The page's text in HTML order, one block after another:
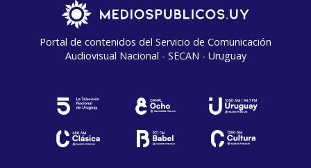
Portal de contenidos del Servicio de Comunicación
Audiovisual Nacional - SECAN - Uruguay